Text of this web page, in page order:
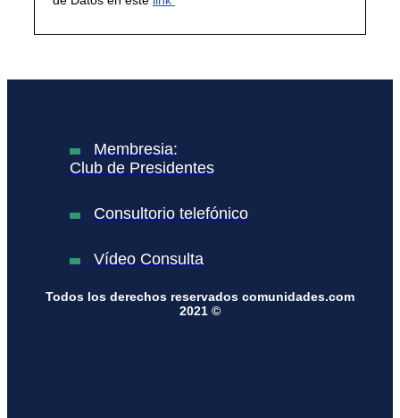
Membresia:
Club de Presidentes
Consultorio telefónico
Vídeo Consulta
Todos los derechos reservados comunidades.com
2021 ©